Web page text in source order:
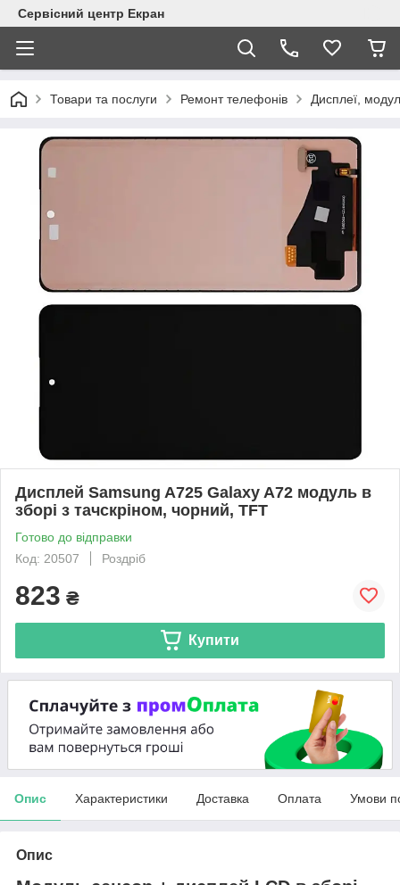
Сервісний центр Екран
Товари та послуги Ремонт телефонів Дисплеї,
Дисплей Samsung A725 Galaxy A72 модуль в
зборі з тачскріном, чорний, TFT
Готово до відправки
Код: 20507
Роздріб
823 ₴
Купити
Опис Характеристики Доставка Оплата Умови
Опис